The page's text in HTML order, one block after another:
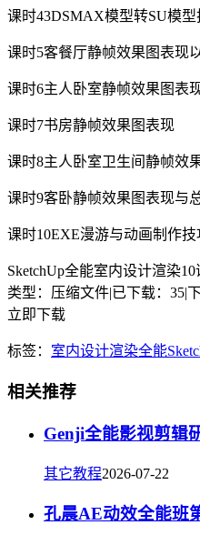
课时43DSMAX模型转SU模型
课时5客餐厅静帧效果图表现
课时6主人卧室静帧效果图表
课时7书房静帧效果图表现
课时8主人卧室卫生间静帧效
课时9客卧静帧效果图表现与
课时10EXE漫游与动画制作技
SketchUp全能室内设计渲染10
类型：压缩文件|已下载：35|
立即下载
标签： 室内设计渲染全能
相关推荐
Genji全能影视剪辑
其它教程2026-07-22
孔晨AE动效全能班